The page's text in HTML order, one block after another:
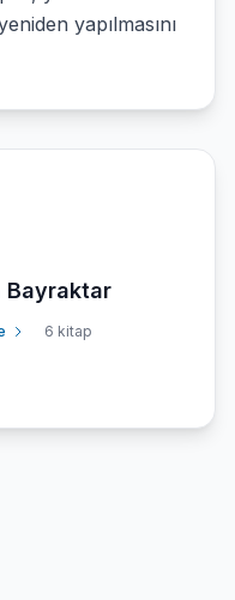
yapılmasını
Bayraktar
6 kitap